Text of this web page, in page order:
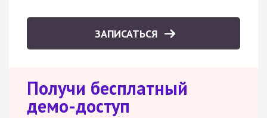
ЗАПИСАТЬСЯ
Получи бесплатный
демо-доступ